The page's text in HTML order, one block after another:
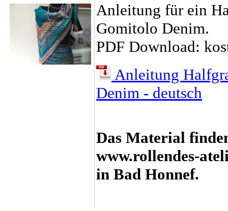
Anleitung für ein
Gomitolo Denim.
PDF Download:
Anleitung
Denim - deutsch
Das Material
www.rollendes-
in Bad Honnef.